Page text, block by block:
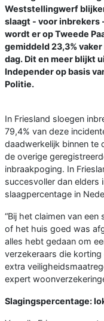
Weststellingwerf
slaagt - voor inbrekers
wordt er op Tweede
gemiddeld 23,3%
dag. Dit en meer blijkt
Independer op basis
Politie.
In Friesland sloegen
79,4% van deze
daadwerkelijk binnen te
de overige
inbraakpoging. In
succesvoller dan elders
slaagpercentage in
“Bij het claimen van
of het huis goed was
alles hebt gedaan om
verzekeraars die
extra
expert
Slagingspercentage: